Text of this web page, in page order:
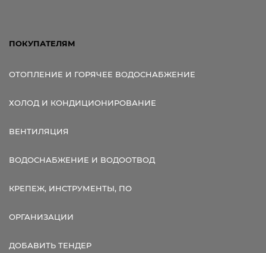
ПОКУПАТЕЛЯМ
ОТОПЛЕНИЕ И ГОРЯЧЕЕ ВОДОСНАБЖЕНИЕ
ХОЛОД И КОНДИЦИОНИРОВАНИЕ
ВЕНТИЛЯЦИЯ
ВОДОСНАБЖЕНИЕ И ВОДООТВОД
КРЕПЕЖ, ИНСТРУМЕНТЫ, ПО
ОРГАНИЗАЦИИ
ДОБАВИТЬ ТЕНДЕР